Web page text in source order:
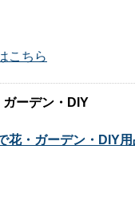
こちら
ガーデン・DIY
花・ガーデン・DIY